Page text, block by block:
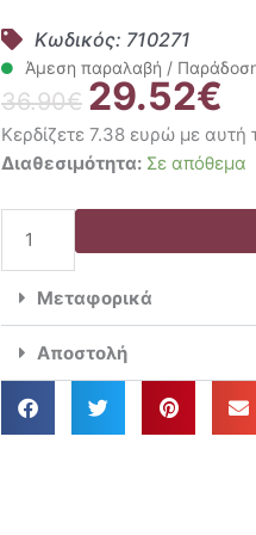
Κωδικός: 710271
Άμεση παραλαβή /
36.90€ Original
price
was:
36.90€.
29.52€
Κερδίζετε 7.38 ευρώ με αυτή
Διαθεσιμότητα: Σε απόθεμα
Das
Κουβερλί
Υπέρδιπλο
220×240
Happy
Micro
9654
Μεταφορικά
Αποστολή